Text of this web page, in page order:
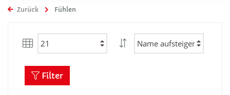
Zurück Fühlen
Filter